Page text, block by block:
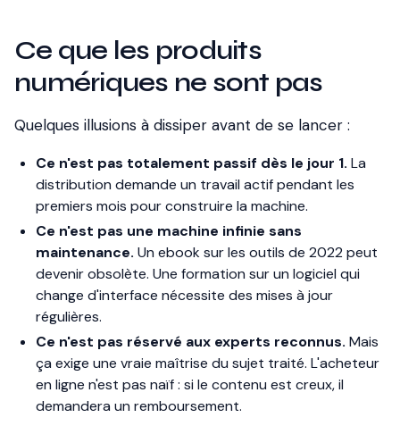
Ce que les produits
numériques ne sont pas
Quelques illusions à dissiper avant de se lancer :
Ce n'est pas totalement passif dès le jour 1. La
distribution demande un travail actif pendant les
premiers mois pour construire la machine.
Ce n'est pas une machine infinie sans
maintenance. Un ebook sur les outils de 2022 peut
devenir obsolète. Une formation sur un logiciel qui
change d'interface nécessite des mises à jour
régulières.
Ce n'est pas réservé aux experts reconnus. Mais
ça exige une vraie maîtrise du sujet traité. L'acheteur
en ligne n'est pas naïf : si le contenu est creux, il
demandera un remboursement.